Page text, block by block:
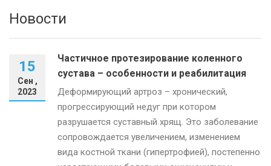
Новости
15
Сен ,
2023
Частичное протезирование коленного
сустава – особенности и реабилитация
Деформирующий артроз – хронический,
прогрессирующий недуг при котором
разрушается суставный хрящ. Это заболевание
сопровождается увеличением, изменением
вида костной ткани (гипертрофией), постепенно